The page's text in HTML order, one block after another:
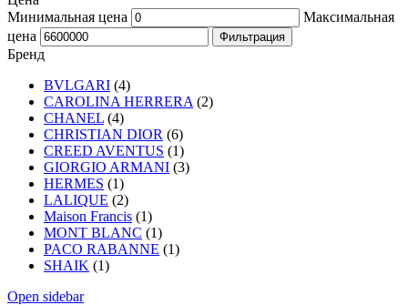
Минимальная цена
Максимальная
цена
Фильтрация
Бренд
BVLGARI (4)
CAROLINA HERRERA (2)
CHANEL (4)
CHRISTIAN DIOR (6)
CREED AVENTUS (1)
GIORGIO ARMANI (3)
HERMES (1)
LALIQUE (2)
Maison Francis (1)
MONT BLANC (1)
PACO RABANNE (1)
SHAIK (1)
Open sidebar